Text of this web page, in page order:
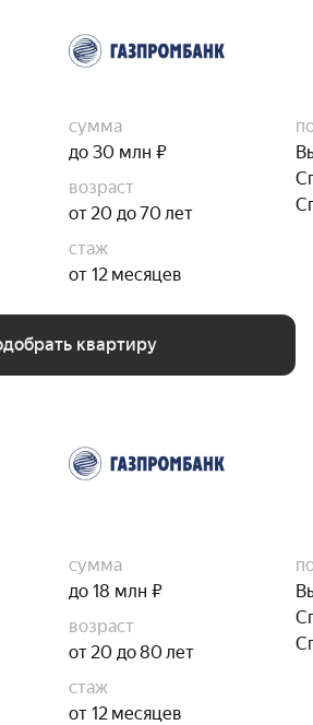
сумма
до 30 млн ₽
возраст
от 20 до 70 лет
стаж
от 12 месяцев
квартиру
сумма
до 18 млн ₽
возраст
от 20 до 80 лет
стаж
от 12 месяцев